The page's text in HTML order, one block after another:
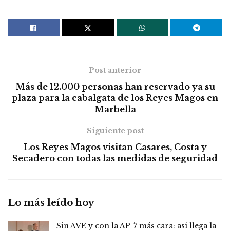
Post anterior
Más de 12.000 personas han reservado ya su
plaza para la cabalgata de los Reyes Magos en
Marbella
Siguiente post
Los Reyes Magos visitan Casares, Costa y
Secadero con todas las medidas de seguridad
Lo más leído hoy
Sin AVE y con la AP-7 más cara: así llega la